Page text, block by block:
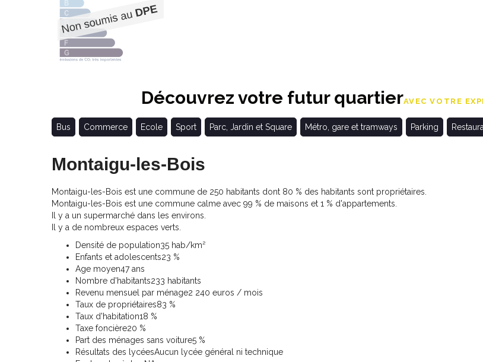
Découvrez votre futur quartierAVEC VOTRE
Bus Commerce Ecole Sport Parc, Jardin et Square Métro, gare et tramways Parking
Montaigu-les-Bois
Montaigu-les-Bois est une commune de 250 habitants dont 80 % des habitants sont propriétaires.
Montaigu-les-Bois est une commune calme avec 99 % de maisons et 1 % d'appartements.
Il y a un supermarché dans les environs.
Il y a de nombreux espaces verts.
Densité de population35 hab/km²
Enfants et adolescents23 %
Age moyen47 ans
Nombre d'habitants233 habitants
Revenu mensuel par ménage2 240 euros / mois
Taux de propriétaires83 %
Taux d'habitation18 %
Taxe foncière20 %
Part des ménages sans voiture5 %
Résultats des lycéesAucun lycée général ni technique